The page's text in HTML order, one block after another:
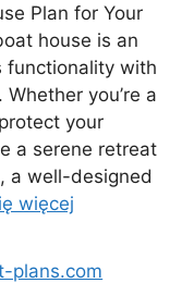
Plan for Your
house is an
functionality with
you’re a
your
a serene retreat
a well-designed
więcej
plans.com